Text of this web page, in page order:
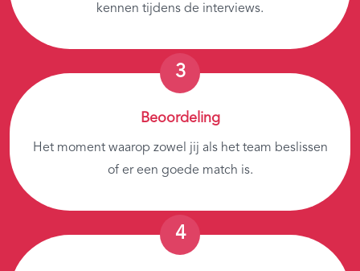
kennen tijdens de interviews.
Beoordeling
Het moment waarop zowel jij als het team beslissen
of er een goede match is.